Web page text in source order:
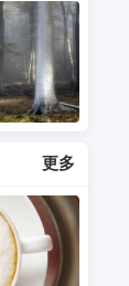
更多